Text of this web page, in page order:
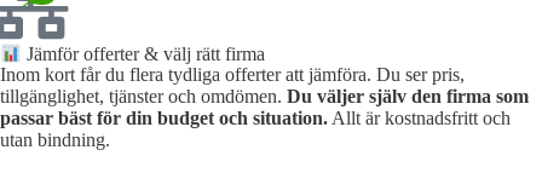
Jämför offerter & välj rätt firma
Inom kort får du flera tydliga offerter att jämföra. Du ser pris,
tillgänglighet, tjänster och omdömen. Du väljer själv den firma som
passar bäst för din budget och situation. Allt är kostnadsfritt och
utan bindning.